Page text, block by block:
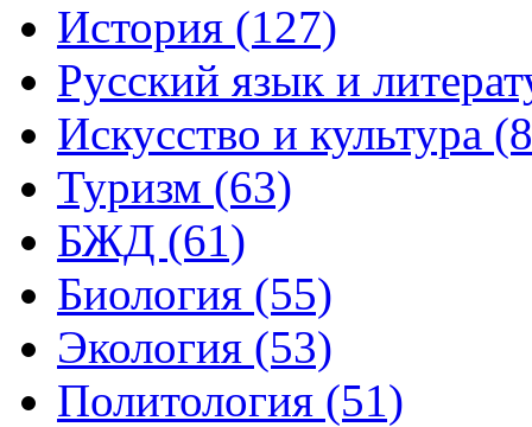
История (127)
Русский язык и
Искусство и культура
Туризм (63)
БЖД (61)
Биология (55)
Экология (53)
Политология (51)